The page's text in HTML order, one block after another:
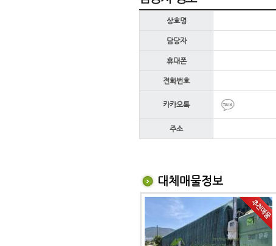
상호명
담당자
휴대폰
전화번호
카카오톡
주소
대체매물정보